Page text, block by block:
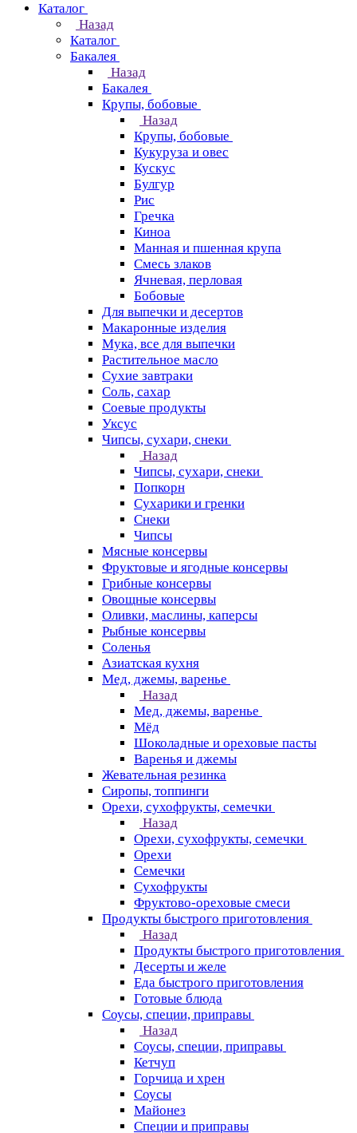
Каталог
Назад
Каталог
Бакалея
Назад
Бакалея
Крупы, бобовые
Назад
Крупы, бобовые
Кукуруза и овес
Кускус
Булгур
Рис
Гречка
Киноа
Манная и пшенная крупа
Смесь злаков
Ячневая, перловая
Бобовые
Для выпечки и десертов
Макаронные изделия
Мука, все для выпечки
Растительное масло
Сухие завтраки
Соль, сахар
Соевые продукты
Уксус
Чипсы, сухари, снеки
Назад
Чипсы, сухари, снеки
Попкорн
Сухарики и гренки
Снеки
Чипсы
Мясные консервы
Фруктовые и ягодные консервы
Грибные консервы
Овощные консервы
Оливки, маслины, каперсы
Рыбные консервы
Соленья
Азиатская кухня
Мед, джемы, варенье
Назад
Мед, джемы, варенье
Мёд
Шоколадные и ореховые пасты
Варенья и джемы
Жевательная резинка
Сиропы, топпинги
Орехи, сухофрукты, семечки
Назад
Орехи, сухофрукты, семечки
Орехи
Семечки
Сухофрукты
Фруктово-ореховые смеси
Продукты быстрого приготовления
Назад
Продукты быстрого приготовления
Десерты и желе
Еда быстрого приготовления
Готовые блюда
Соусы, специи, приправы
Назад
Соусы, специи, приправы
Кетчуп
Горчица и хрен
Соусы
Майонез
Специи и приправы